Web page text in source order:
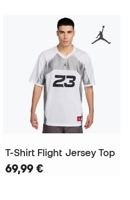
T-Shirt Flight Jersey Top
69,99 €